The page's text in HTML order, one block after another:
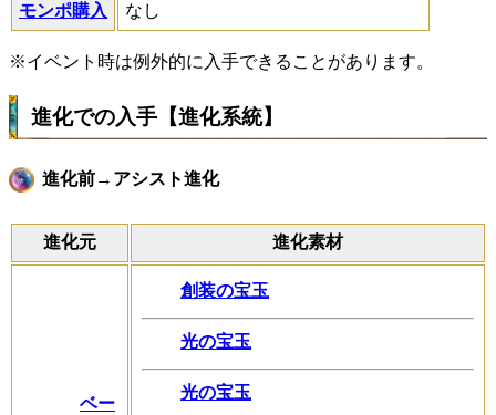
モンポ購入 なし
※イベント時は例外的に入手できることがあります。
進化での入手【進化系統】
進化前→アシスト進化
進化元 進化素材
ベー
創装の宝玉
光の宝玉
光の宝玉